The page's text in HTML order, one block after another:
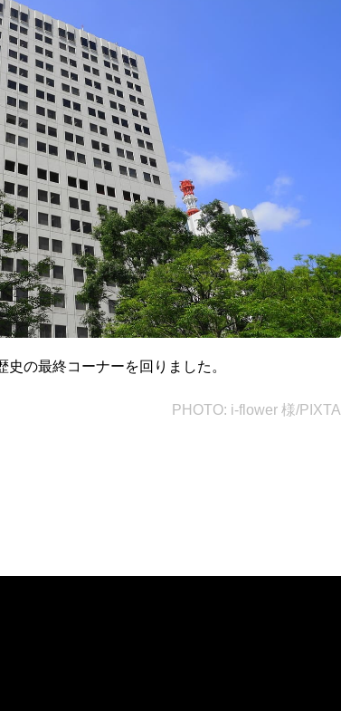
愛媛県
長崎県 熊本県 大分県
の最終コーナーを回りました。
PHOTO: i-flower 様/PIXTA